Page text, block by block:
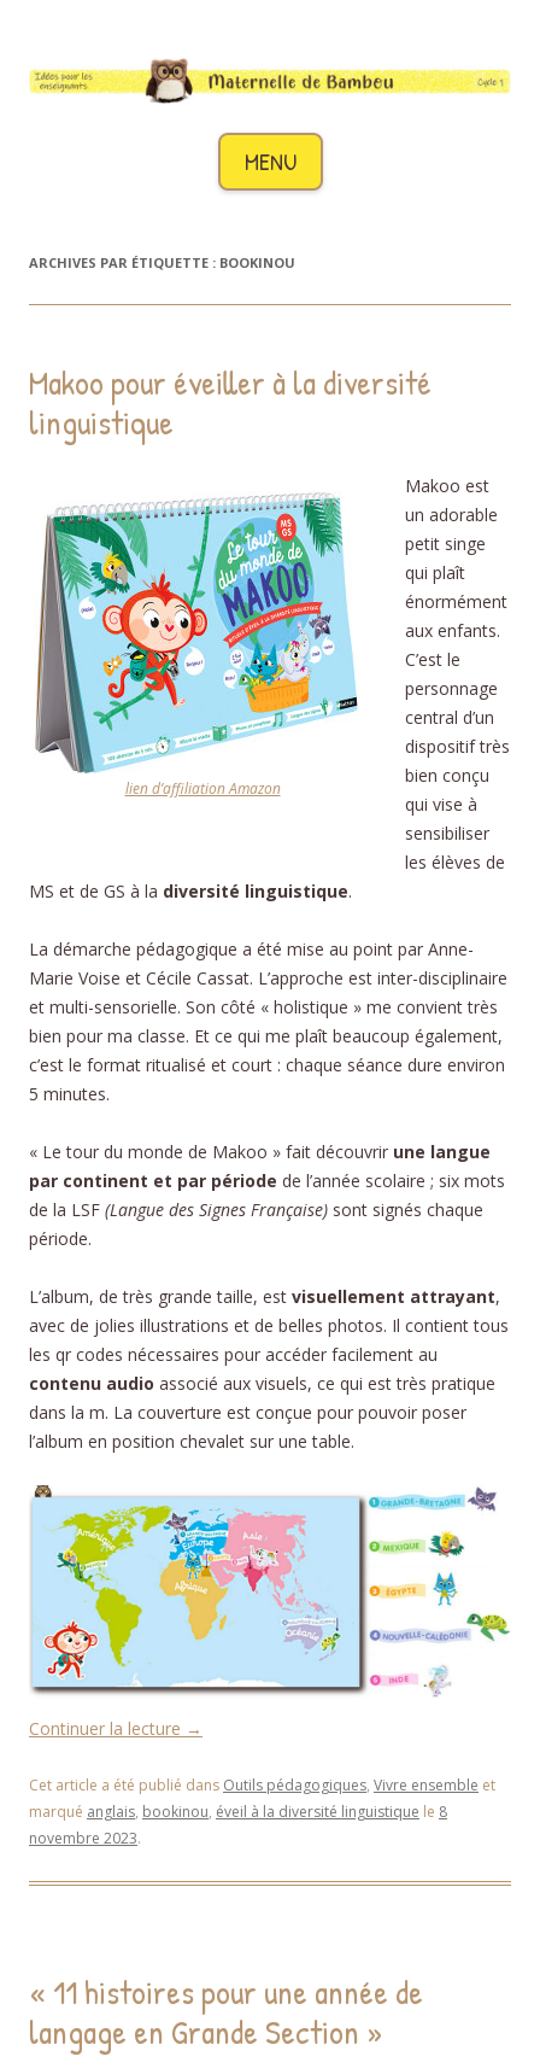
MENU
Aller au contenu
ARCHIVES PAR ÉTIQUETTE : BOOKINOU
Makoo pour éveiller à la diversité
linguistique
lien d’affiliation Amazon
Makoo est
un adorable
petit singe
qui plaît
énormément
aux enfants.
C’est le
personnage
central d’un
dispositif très
bien conçu
qui vise à
sensibiliser
les élèves de
MS et de GS à la diversité linguistique.
La démarche pédagogique a été mise au point par Anne-
Marie Voise et Cécile Cassat. L’approche est inter-disciplinaire
et multi-sensorielle. Son côté « holistique » me convient très
bien pour ma classe. Et ce qui me plaît beaucoup également,
c’est le format ritualisé et court : chaque séance dure environ
5 minutes.
« Le tour du monde de Makoo » fait découvrir une langue
par continent et par période de l’année scolaire ; six mots
de la LSF (Langue des Signes Française) sont signés chaque
période.
L’album, de très grande taille, est visuellement attrayant,
avec de jolies illustrations et de belles photos. Il contient tous
les qr codes nécessaires pour accéder facilement au
contenu audio associé aux visuels, ce qui est très pratique
dans la m. La couverture est conçue pour pouvoir poser
l’album en position chevalet sur une table.
Continuer la lecture →
Cet article a été publié dans Outils pédagogiques, Vivre ensemble et
marqué anglais, bookinou, éveil à la diversité linguistique le 8
novembre 2023.
« 11 histoires pour une année de
langage en Grande Section »